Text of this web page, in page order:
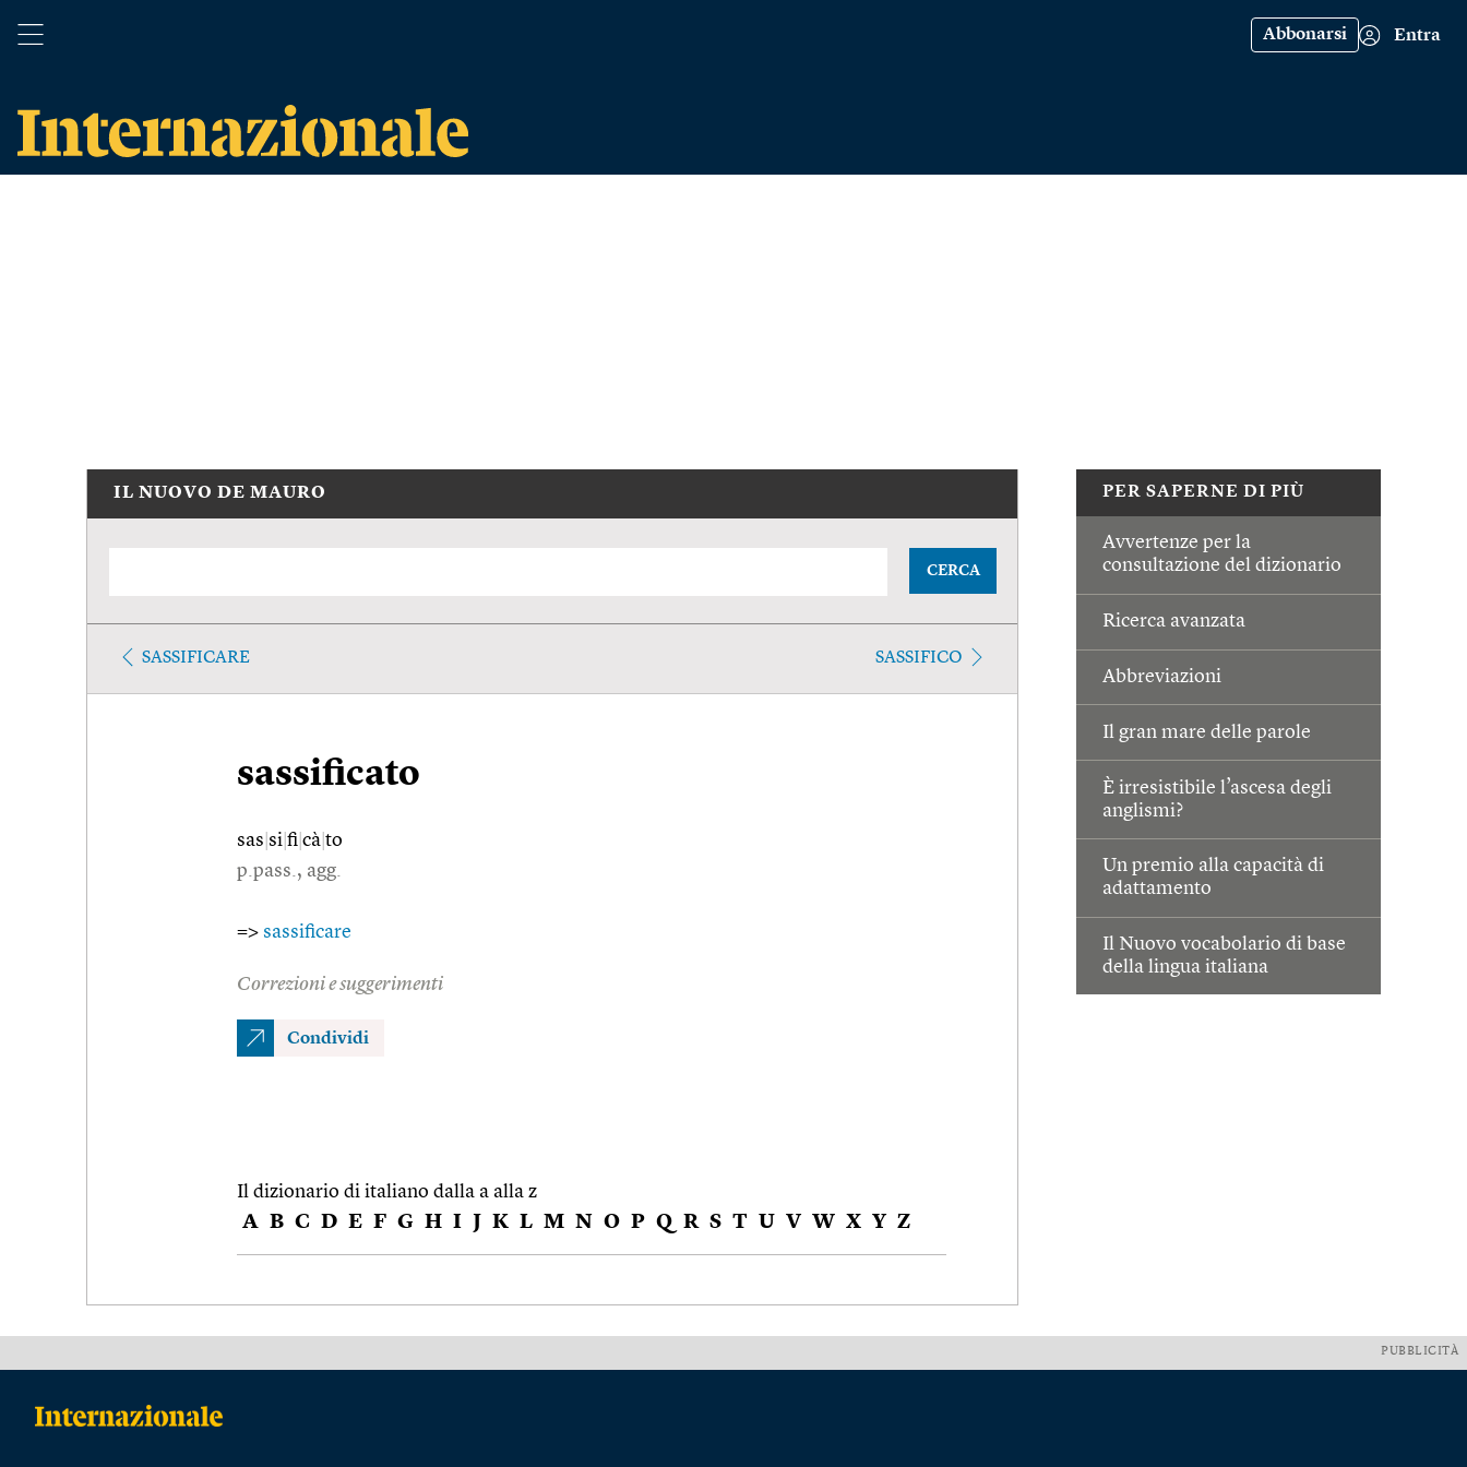
Abbonarsi Entra
PER SAPERNE DI PIÙ
Avvertenze per la
consultazione del dizionario
Ricerca avanzata
Abbreviazioni
Il gran mare delle parole
È irresistibile l’ascesa degli
anglismi?
Un premio alla capacità di
adattamento
Il Nuovo vocabolario di base
della lingua italiana
IL NUOVO DE MAURO
CERCA
SASSIFICARE SASSIFICO
sassificato
sas si fi cà to
p.pass., agg.
=> sassificare
Correzioni e suggerimenti
Condividi
Il dizionario di italiano dalla a alla z
A B C D E F G H I J K L M N O P Q R S T U V W X Y Z
PUBBLICITÀ